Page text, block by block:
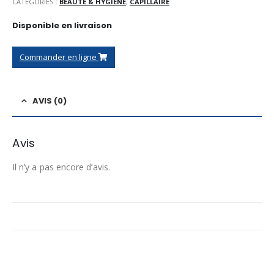
Disponible en livraison
Commander en ligne
AVIS (0)
Avis
Il n’y a pas encore d’avis.